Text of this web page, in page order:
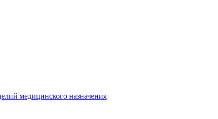
медицинского назначения